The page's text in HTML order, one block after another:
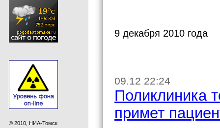
© 2010, НИА-Томск
9 декабря 2010 года
09.12 22:24
Поликлиника
примет